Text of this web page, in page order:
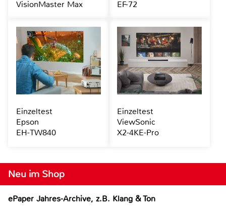
Neu im Shop
ePaper Jahres-Archive, z.B. Klang & Ton
VisionMaster Max
EF-72
Einzeltest
Epson
EH-TW840
Einzeltest
ViewSonic
X2-4KE-Pro